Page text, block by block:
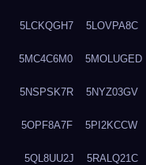
5LCKQGH7 5LOVPA8C
5MC4C6M0 5MOLUGED
5NSPSK7R 5NYZ03GV
5OPF8A7F 5PI2KCCW
5QL8UU2J 5RALQ21C